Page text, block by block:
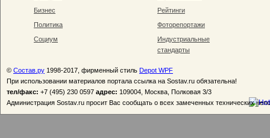
Бизнес
Политика
Социум
Рейтинги
Фоторепортажи
Индустриальные
стандарты
© Состав.ру 1998-2017, фирменный стиль Depot WPF
При использовании материалов портала ссылка на Sostav.ru обязательна!
тел/факс: +7 (495) 230 0597 адрес: 109004, Москва, Полковая 3/3
Администрация Sostav.ru просит Вас сообщать о всех замеченных технических